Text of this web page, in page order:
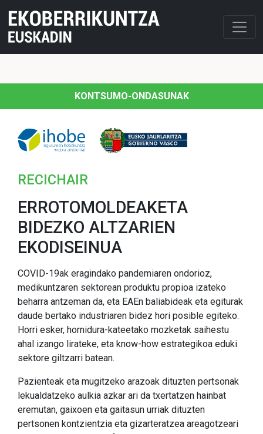
KONTSUMO-ONDASUNAK
RECICHAIR
ERROTOMOLDEAKETA
BIDEZKO ALTZARIEN
EKODISEINUA
COVID-19ak eragindako pandemiaren ondorioz,
medikuntzaren sektorean produktu propioa izateko
beharra antzeman da, eta EAEn baliabideak eta egiturak
daude bertako industriaren bidez hori posible egiteko.
Horri esker, hornidura-kateetako mozketak saihestu
ahal izango lirateke, eta know-how estrategikoa eduki
sektore giltzarri batean.
Pazienteak eta mugitzeko arazoak dituzten pertsonak
lekualdatzeko aulkia azkar ari da txertatzen hainbat
eremutan, gaixoen eta gaitasun urriak dituzten
pertsonen kontzientzia eta gizarteratzea areagotzeari